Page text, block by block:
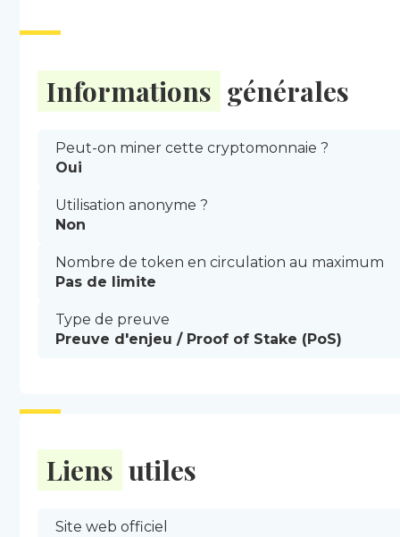
Informations générales
Peut-on miner cette cryptomonnaie ?
Oui
Utilisation anonyme ?
Non
Nombre de token en circulation au maximum
Pas de limite
Type de preuve
Preuve d'enjeu / Proof of Stake (PoS)
Liens utiles
Site web officiel